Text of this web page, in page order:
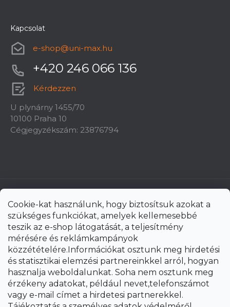
Cookie-kat használunk, hogy biztosítsuk azokat a
szükséges funkciókat, amelyek kellemesebbé
teszik az e-shop látogatását, a teljesítmény
mérésére és reklámkampányok
közzétételére.Információkat osztunk meg hirdetési
és statisztikai elemzési partnereinkkel arról, hogyan
hasznalja weboldalunkat. Soha nem osztunk meg
érzékeny adatokat, például nevet,telefonszámot
vagy e-mail címet a hirdetesi partnerekkel.
Kapcsolat
e-shop@uni-max.hu
+420 246 066 136
Kérdezzen
U plynárny 1455/70
10100 Praha 10
Cégjegyzékszám: 23876794
Shoptet Premium készítette